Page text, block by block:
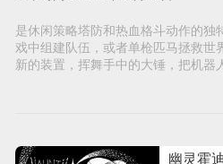
是休闲策略塔防和热血格斗动作的独
戏中组建队伍，或者单枪匹马拯救世
新的装置，挥舞手中的大锤，把机器
幽灵霍